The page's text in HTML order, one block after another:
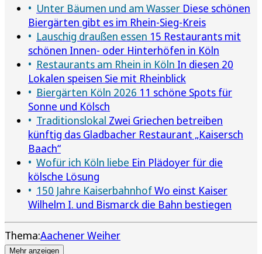
Unter Bäumen und am Wasser Diese schönen
Biergärten gibt es im Rhein-Sieg-Kreis
Lauschig draußen essen 15 Restaurants mit
schönen Innen- oder Hinterhöfen in Köln
Restaurants am Rhein in Köln In diesen 20
Lokalen speisen Sie mit Rheinblick
Biergärten Köln 2026 11 schöne Spots für
Sonne und Kölsch
Traditionslokal Zwei Griechen betreiben
künftig das Gladbacher Restaurant „Kaisersch
Baach“
Wofür ich Köln liebe Ein Plädoyer für die
kölsche Lösung
150 Jahre KaiserbahnhofWo einst Kaiser
Wilhelm I. und Bismarck die Bahn bestiegen
Thema:Aachener Weiher
Mehr anzeigen